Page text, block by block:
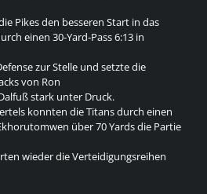
Pikes den besseren Start in das
einen 30-Yard-Pass 6:13 in
zur Stelle und setzte die
von Ron
stark unter Druck.
konnten die Titans durch einen
über 70 Yards die Partie
wieder die Verteidigungsreihen